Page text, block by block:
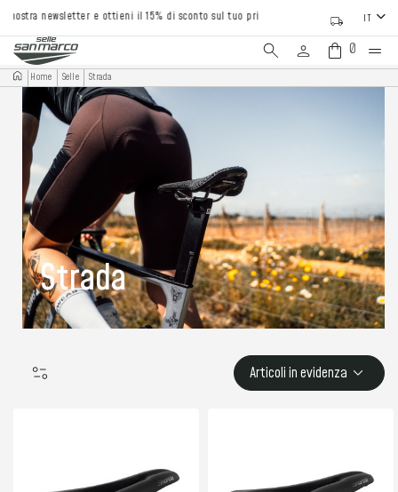
newsletter e ottieni il 15% di sconto sul tuo primo ordine IT
0
Home Selle Strada
Strada
Articoli in evidenza